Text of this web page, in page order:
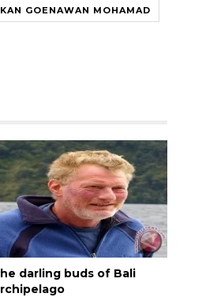
GOENAWAN MOHAMAD
darling buds of Bali